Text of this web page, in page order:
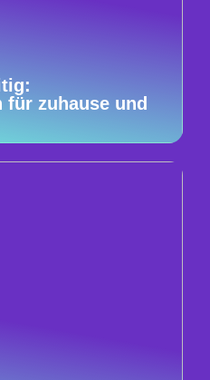
für zuhause und